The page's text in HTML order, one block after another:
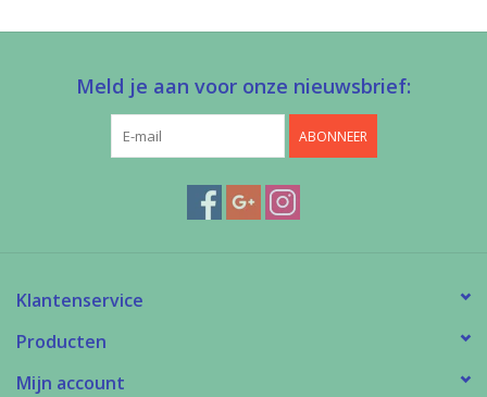
Meld je aan voor onze nieuwsbrief:
ABONNEER
Klantenservice
Producten
Mijn account